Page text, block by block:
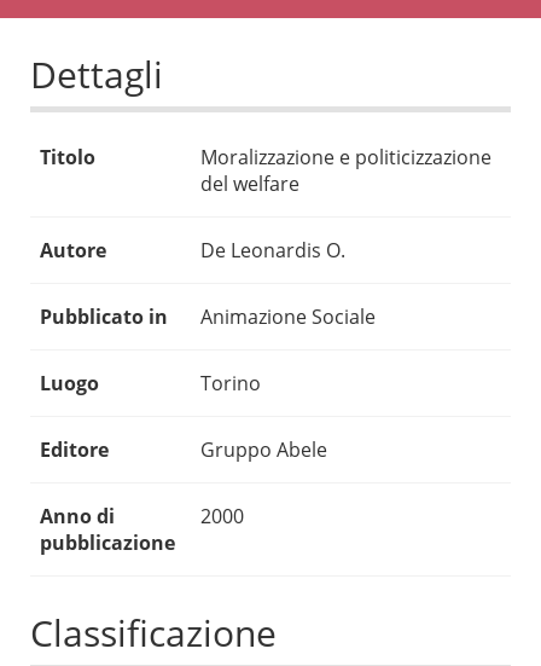
Dettagli
Titolo
Moralizzazione e politicizzazione
del welfare
Autore De Leonardis O.
Pubblicato in Animazione Sociale
Luogo Torino
Editore Gruppo Abele
Anno di
pubblicazione
2000
Classificazione